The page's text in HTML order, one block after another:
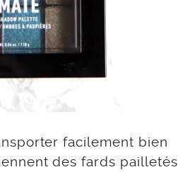
facilement bien
des fards pailletés